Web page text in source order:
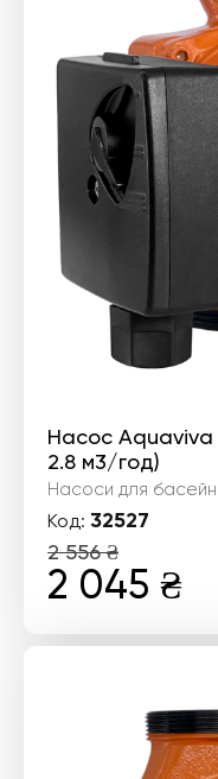
Насос Aquaviva
2.8 м3/год)
Насоси для
Код: 32527
2 556₴
ціна:
556 ₴.
2 045 ₴